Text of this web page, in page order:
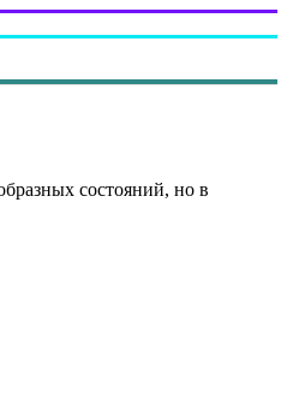
состояний, но в